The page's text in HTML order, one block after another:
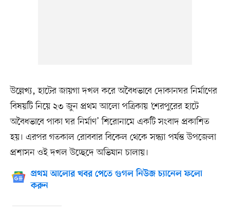
উল্লেখ্য, হাটের জায়গা দখল করে অবৈধভাবে দোকানঘর নির্মাণের
বিষয়টি নিয়ে ২৩ জুন প্রথম আলো পত্রিকায় ‘শেরপুরের হাটে
অবৈধভাবে পাকা ঘর নির্মাণ’ শিরোনামে একটি সংবাদ প্রকাশিত
হয়। এরপর গতকাল রোববার বিকেল থেকে সন্ধ্যা পর্যন্ত উপজেলা
প্রশাসন ওই দখল উচ্ছেদে অভিযান চালায়।
প্রথম আলোর খবর পেতে গুগল নিউজ চ্যানেল ফলো
করুন